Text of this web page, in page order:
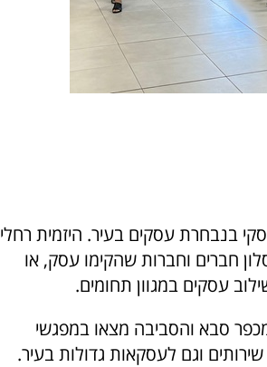
עסקי בנבחרת עסקים בעיר. היזמית רחלי
חברים וחברות שהקימו עסק, או
עסקים במגוון תחומים.
סבא והסביבה מצאו במפגשי
וגם לעסקאות גדולות בעיר.